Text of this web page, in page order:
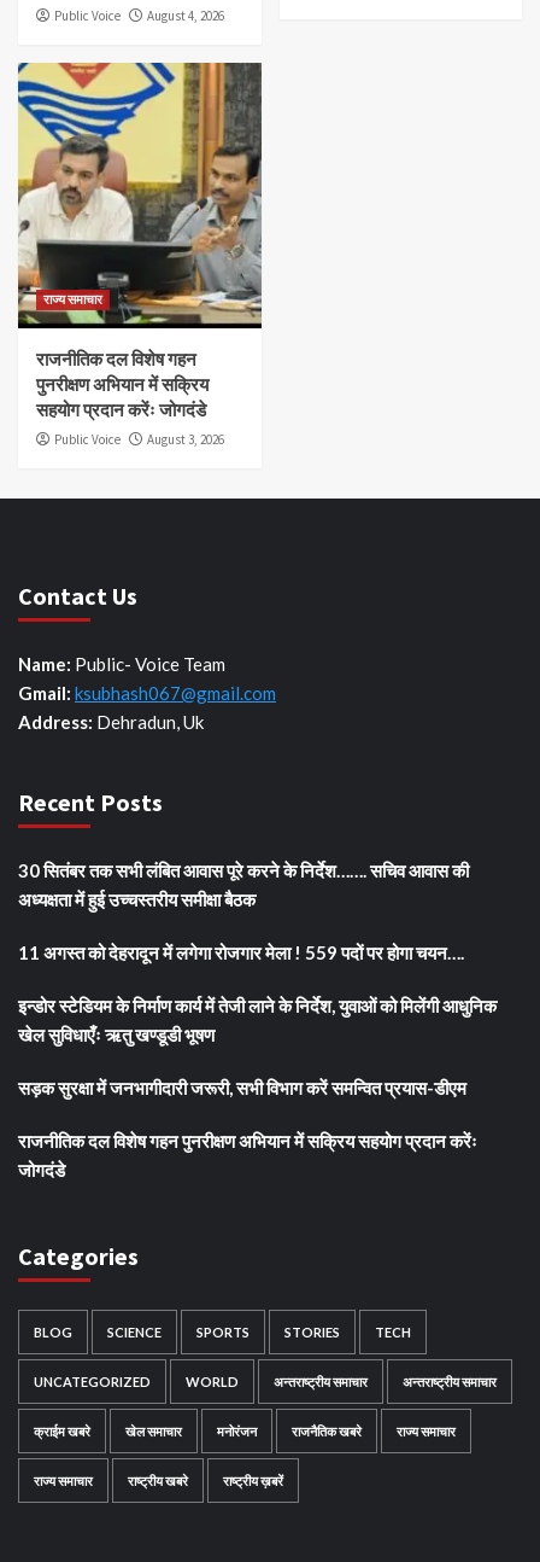
Public Voice August 4, 2026
राज्य समाचार
राजनीतिक दल विशेष गहन
पुनरीक्षण अभियान में सक्रिय
सहयोग प्रदान करेंः जोगदंडे
Public Voice August 3, 2026
Contact Us
Name: Public- Voice Team
Gmail: ksubhash067@gmail.com
Address: Dehradun, Uk
Recent Posts
30 सितंबर तक सभी लंबित आवास पूरे करने के निर्देश……. सचिव आवास की
अध्यक्षता में हुई उच्चस्तरीय समीक्षा बैठक
11 अगस्त को देहरादून में लगेगा रोजगार मेला ! 559 पदों पर होगा चयन….
इन्डोर स्टेडियम के निर्माण कार्य में तेजी लाने के निर्देश, युवाओं को मिलेंगी आधुनिक
खेल सुविधाएँः ऋतु खण्डूडी भूषण
सड़क सुरक्षा में जनभागीदारी जरूरी, सभी विभाग करें समन्वित प्रयास-डीएम
राजनीतिक दल विशेष गहन पुनरीक्षण अभियान में सक्रिय सहयोग प्रदान करेंः
जोगदंडे
Categories
BLOG SCIENCE SPORTS STORIES TECH
UNCATEGORIZED WORLD अन्तराष्ट्रीय समाचार अन्तराष्ट्रीय समाचार
क्राईम खबरे खेल समाचार मनोरंजन राजनैतिक खबरे राज्य समाचार
राज्य समाचार राष्ट्रीय खबरे राष्ट्रीय ख़बरें